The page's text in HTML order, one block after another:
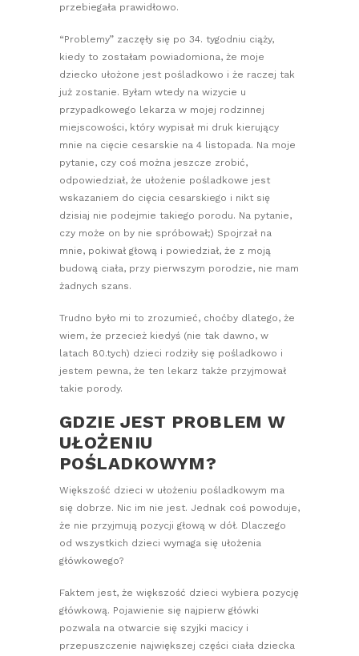
przebiegała prawidłowo.
“Problemy” zaczęły się po 34. tygodniu ciąży,
kiedy to zostałam powiadomiona, że moje
dziecko ułożone jest pośladkowo i że raczej tak
już zostanie. Byłam wtedy na wizycie u
przypadkowego lekarza w mojej rodzinnej
miejscowości, który wypisał mi druk kierujący
mnie na cięcie cesarskie na 4 listopada. Na moje
pytanie, czy coś można jeszcze zrobić,
odpowiedział, że ułożenie pośladkowe jest
wskazaniem do cięcia cesarskiego i nikt się
dzisiaj nie podejmie takiego porodu. Na pytanie,
czy może on by nie spróbował;) Spojrzał na
mnie, pokiwał głową i powiedział, że z moją
budową ciała, przy pierwszym porodzie, nie mam
żadnych szans.
Trudno było mi to zrozumieć, choćby dlatego, że
wiem, że przecież kiedyś (nie tak dawno, w
latach 80.tych) dzieci rodziły się pośladkowo i
jestem pewna, że ten lekarz także przyjmował
takie porody.
GDZIE JEST PROBLEM W
UŁOŻENIU
POŚLADKOWYM?
Większość dzieci w ułożeniu pośladkowym ma
się dobrze. Nic im nie jest. Jednak coś powoduje,
że nie przyjmują pozycji głową w dół. Dlaczego
od wszystkich dzieci wymaga się ułożenia
główkowego?
Faktem jest, że większość dzieci wybiera pozycję
główkową. Pojawienie się najpierw główki
pozwala na otwarcie się szyjki macicy i
przepuszczenie największej części ciała dziecka